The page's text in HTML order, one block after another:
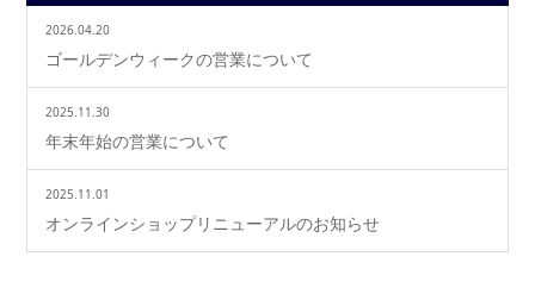
2026.04.20
ゴールデンウィークの営業について
2025.11.30
年末年始の営業について
2025.11.01
オンラインショップリニューアルのお知らせ